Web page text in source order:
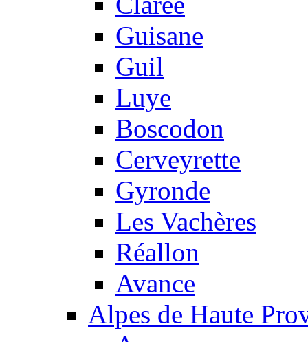
Guisane
Guil
Luye
Boscodon
Cerveyrette
Gyronde
Les Vachères
Réallon
Avance
Alpes de Haute